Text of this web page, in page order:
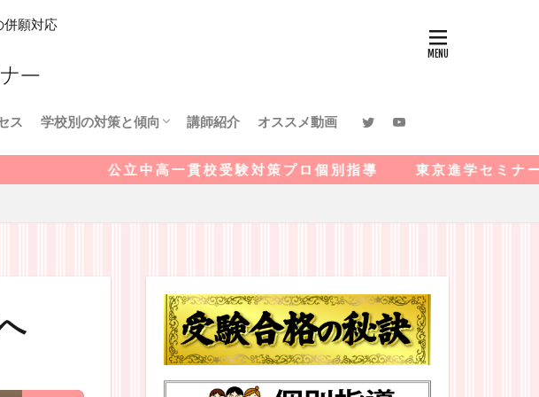
併願対応
ス 学校別の対策と傾向
東京都立 桜修館中等教育学校
千代田区立 九段中等教育学校
東京都立 小石川中等教育学校
東京都立 両国高等学校 附属中学校
川崎市立 川崎高等学校附属中学校
横浜市立横浜サイエンスフロンティア高
横浜市立 南高等学校附属中学校
さいたま市立大宮国際中等教育学校
私立受験対策
講師紹介 オススメ動画
公 立 中 高 一 貫 校 受 験 対 策 プ ロ 個 別 指 導 東 京 進 学 セ ミ ナ ー